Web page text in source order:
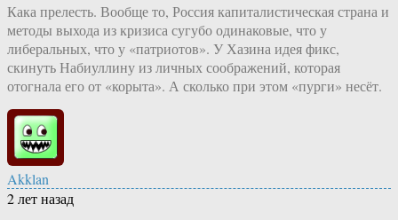
Кака прелесть. Вообще то, Россия капиталистическая страна и
методы выхода из кризиса сугубо одинаковые, что у
либеральных, что у «патриотов». У Хазина идея фикс,
скинуть Набиуллину из личных соображений, которая
отогнала его от «корыта». А сколько при этом «пурги» несёт.
Akklan
2 лет назад